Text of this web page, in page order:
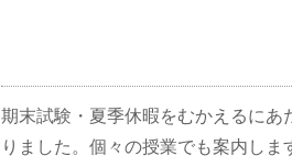
期末試験・夏季休暇をむかえるに
りました。個々の授業でも案内し